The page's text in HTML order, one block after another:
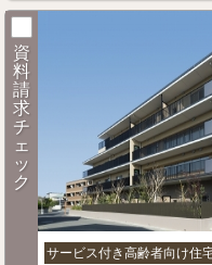
資
料
請
求
チ
ェ
ッ
ク
サービス付き高齢者向け住